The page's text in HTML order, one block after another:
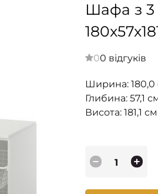
Шафа з 3
00 відгуків
Ширина: 180,0
Глибина: 57,1
Висота: 181,1 см